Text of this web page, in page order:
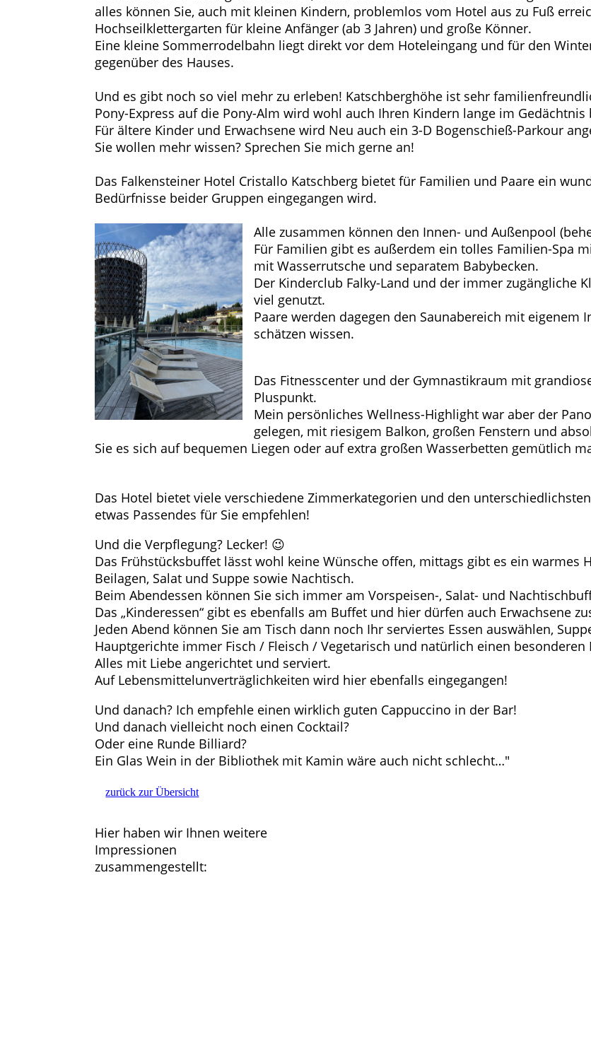
alles können Sie, auch mit kleinen Kindern, problemlos vom Hotel aus zu Fuß
Hochseilklettergarten für kleine Anfänger (ab 3 Jahren) und große Könner.
Eine kleine Sommerrodelbahn liegt direkt vor dem Hoteleingang und für den
gegenüber des Hauses.
Und es gibt noch so viel mehr zu erleben! Katschberghöhe ist sehr
Pony-Express auf die Pony-Alm wird wohl auch Ihren Kindern lange im Gedächtnis
Für ältere Kinder und Erwachsene wird Neu auch ein 3-D Bogenschieß-Parkour
Sie wollen mehr wissen? Sprechen Sie mich gerne an!
Das Falkensteiner Hotel Cristallo Katschberg bietet für Familien und Paare ein
Bedürfnisse beider Gruppen eingegangen wird.
Alle zusammen können den Innen- und Außenpool
Für Familien gibt es außerdem ein tolles Familien-Spa
mit Wasserrutsche und separatem Babybecken.
Der Kinderclub Falky-Land und der immer zugängliche
viel genutzt.
Paare werden dagegen den Saunabereich mit eigenem
schätzen wissen.
Das Fitnesscenter und der Gymnastikraum mit
Pluspunkt.
Mein persönliches Wellness-Highlight war aber der
gelegen, mit riesigem Balkon, großen Fenstern und
Sie es sich auf bequemen Liegen oder auf extra großen Wasserbetten gemütlich
Das Hotel bietet viele verschiedene Zimmerkategorien und den
etwas Passendes für Sie empfehlen!
Und die Verpflegung? Lecker! 😉
Das Frühstücksbuffet lässt wohl keine Wünsche offen, mittags gibt es ein warmes
Beilagen, Salat und Suppe sowie Nachtisch.
Beim Abendessen können Sie sich immer am Vorspeisen-, Salat- und
Das „Kinderessen“ gibt es ebenfalls am Buffet und hier dürfen auch Erwachsene
Jeden Abend können Sie am Tisch dann noch Ihr serviertes Essen auswählen,
Hauptgerichte immer Fisch / Fleisch / Vegetarisch und natürlich einen besonderen
Alles mit Liebe angerichtet und serviert.
Auf Lebensmittelunverträglichkeiten wird hier ebenfalls eingegangen!
Und danach? Ich empfehle einen wirklich guten Cappuccino in der Bar!
Und danach vielleicht noch einen Cocktail?
Oder eine Runde Billiard?
Ein Glas Wein in der Bibliothek mit Kamin wäre auch nicht schlecht…"
zurück zur Übersicht
Hier haben wir Ihnen weitere
Impressionen
zusammengestellt: